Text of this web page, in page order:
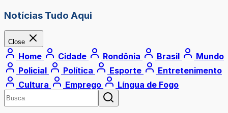
Notícias Tudo Aqui
Close
Home Cidade Rondônia Brasil
Mundo
Policial
Política Esporte
Entretenimento
Cultura
Emprego Língua de Fogo